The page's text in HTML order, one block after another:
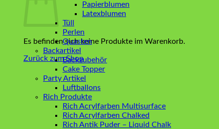
Es befinden sich keine Produkte im Warenkorb.
Zurück zum Shop
Papierblumen
Latexblumen
Tüll
Perlen
Quasten
Backartikel
Backzubehör
Cake Topper
Party Artikel
Luftballons
Rich Produkte
Rich Acrylfarben Multisurface
Rich Acrylfarben Chalked
Rich Antik Puder – Liquid Chalk